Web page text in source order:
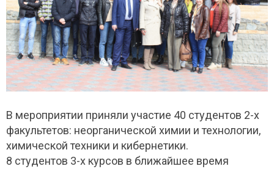
В мероприятии приняли участие 40 студентов 2-х
факультетов: неорганической химии и технологии,
химической техники и кибернетики.
8 студентов 3-х курсов в ближайшее время